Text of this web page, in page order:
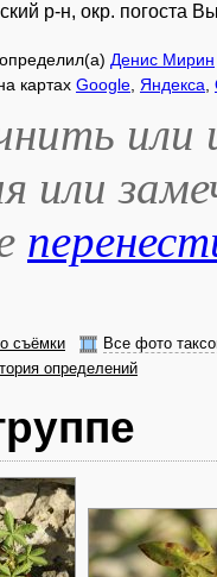
р-н, окр. погоста
Денис Мирин
картах Google Яндекса
или
или
съёмки
Все фото
определений